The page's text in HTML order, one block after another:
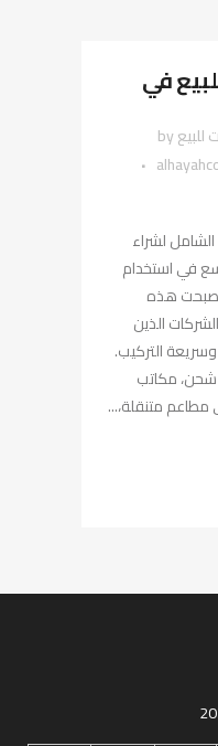
في
للبيعby
لشراء
في استخدام
أصبحت هذه
الذين
التركيب.
مكاتب
مطاعم متنقلة،...